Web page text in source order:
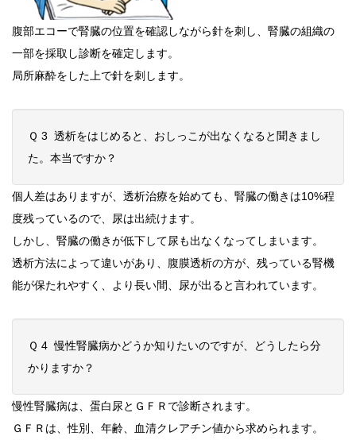
腹部エコーで腎臓の位置を確認しながら針を刺し、腎臓の組織の
一部を採取し診断を確定します。
局所麻酔をした上で針を刺します。
Ｑ 3 透析をはじめると、おしっこが出なくなると聞きまし
た。本当ですか？
個人差はありますが、透析治療を始めても、腎臓の働きは10%程
度残っているので、尿は出続けます。
しかし、腎臓の働きが低下して尿も出なくなってしまいます。
透析方法によって違いがあり、腹膜透析の方が、残っている腎機
能が保たれやすく、より長い間、尿が出ると言われています。
Ｑ 4 慢性腎臓病かどうか知りたいのですが、どうしたら分
かりますか？
慢性腎臓病は、蛋白尿とＧＦＲで診断されます。
ＧＦＲは、性別、年齢、血清クレアチン値から求められます。